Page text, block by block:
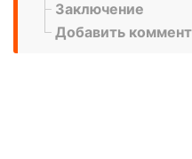
Заключение
Добавить